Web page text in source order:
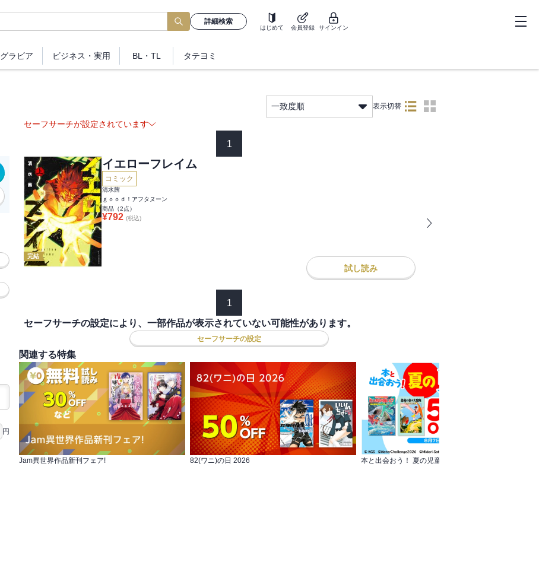
詳細検索
はじめて 会員登録 サインイン
グラビア ビジネス ・実用 BL・TL タテヨミ
一致度順 表示切替
円
セーフサーチが設定されています
1
完結
イエローフレイム
コミック
清水茜
ｇｏｏｄ！アフタヌーン
商品（2点）
¥792 (税込)
試し読み
1
セーフサーチの設定により、一部作品が表示されていない可能性があります。
セーフサーチの設定
関連する特集
Jam異世界作品新刊フェア! 82(ワニ)の日 2026 本と出会おう！ 夏の児童書まつり